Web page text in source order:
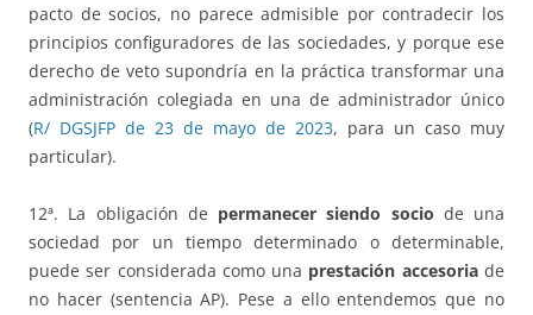
pacto de socios, no parece admisible por contradecir los
principios configuradores de las sociedades, y porque ese
derecho de veto supondría en la práctica transformar una
administración colegiada en una de administrador único
(R/ DGSJFP de 23 de mayo de 2023, para un caso muy
particular).
12ª. La obligación de permanecer siendo socio de una
sociedad por un tiempo determinado o determinable,
puede ser considerada como una prestación accesoriade
no hacer (sentencia AP). Pese a ello entendemos que no